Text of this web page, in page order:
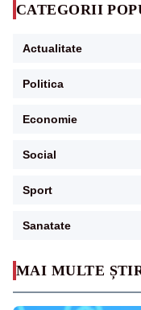
MAI MULTE
CATEGORII
Actualitate
Politica
Economie
Social
Sport
Sanatate